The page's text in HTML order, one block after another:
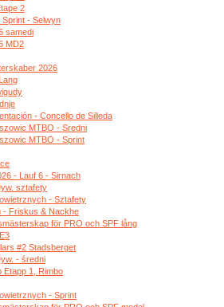
2
Sprint - Selwyn
samedi
MD2
2026
- Concello de Silleda
MTBO - Sredni
MTBO - Sprint
- Lauf 6 - Sirnach
sztafety
- Sztafety
- Friskus & Nackhe
för PRO och SPF lång
#2 Stadsberget
- średni
Etapp 1, Rimbo
- Sprint